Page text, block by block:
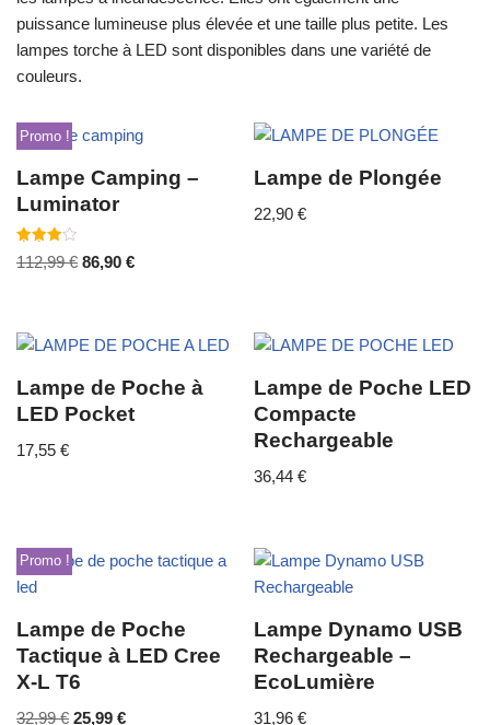
puissance lumineuse plus élevée et une taille plus petite. Les
lampes torche à LED sont disponibles dans une variété de
couleurs.
Promo !
Lampe Camping –
Luminator
Note
3.50
112,99€ 86,90 €
Lampe de Plongée
22,90€
Lampe de Poche à
LED Pocket
17,55 €
Lampe de Poche LED
Compacte
Rechargeable
36,44€
Promo !
Lampe de Poche
Tactique à LED Cree
X-L T6
32,99€ 25,99 €
Lampe Dynamo USB
Rechargeable –
EcoLumière
31,96€